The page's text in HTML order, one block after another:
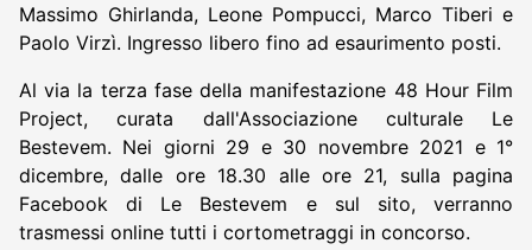
Massimo Ghirlanda, Leone Pompucci, Marco Tiberi e
Paolo Virzì. Ingresso libero fino ad esaurimento posti.
Al via la terza fase della manifestazione 48 Hour Film
Project, curata dall'Associazione culturale Le
Bestevem. Nei giorni 29 e 30 novembre 2021 e 1°
dicembre, dalle ore 18.30 alle ore 21, sulla pagina
Facebook di Le Bestevem e sul sito, verranno
trasmessi online tutti i cortometraggi in concorso.